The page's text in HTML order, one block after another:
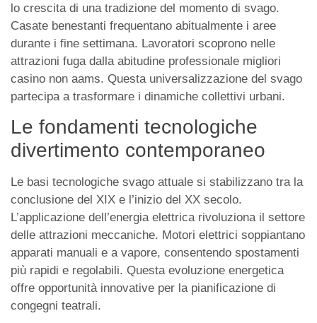
lo crescita di una tradizione del momento di svago.
Casate benestanti frequentano abitualmente i aree
durante i fine settimana. Lavoratori scoprono nelle
attrazioni fuga dalla abitudine professionale migliori
casino non aams. Questa universalizzazione del svago
partecipa a trasformare i dinamiche collettivi urbani.
Le fondamenti tecnologiche
divertimento contemporaneo
Le basi tecnologiche svago attuale si stabilizzano tra la
conclusione del XIX e l’inizio del XX secolo.
L’applicazione dell’energia elettrica rivoluziona il settore
delle attrazioni meccaniche. Motori elettrici soppiantano
apparati manuali e a vapore, consentendo spostamenti
più rapidi e regolabili. Questa evoluzione energetica
offre opportunità innovative per la pianificazione di
congegni teatrali.